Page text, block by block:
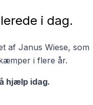
i dag.
af Janus Wiese, som
i flere år.
hjælp idag.